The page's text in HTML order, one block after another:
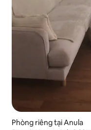
Phòng riêng tại Anula